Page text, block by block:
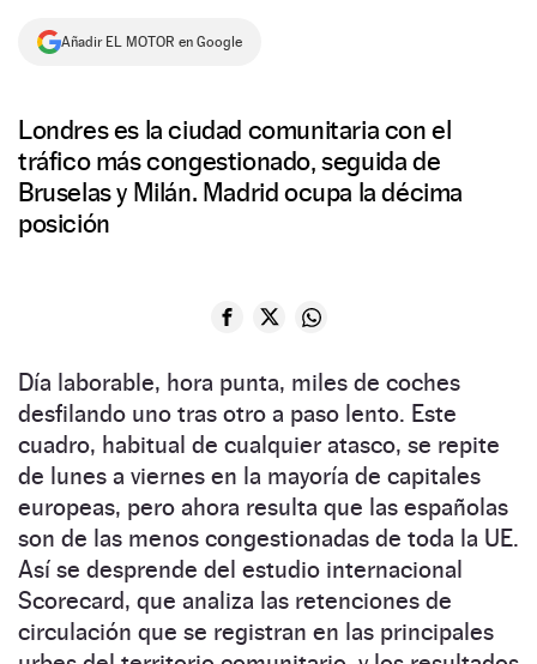
NEWSLETTER
Añadir EL MOTOR en Google
Londres es la ciudad comunitaria con el
tráfico más congestionado, seguida de
Bruselas y Milán. Madrid ocupa la décima
posición
Día laborable, hora punta, miles de coches
desfilando uno tras otro a paso lento. Este
cuadro, habitual de cualquier atasco, se repite
de lunes a viernes en la mayoría de capitales
europeas, pero ahora resulta que las españolas
son de las menos congestionadas de toda la UE.
Así se desprende del estudio internacional
Scorecard, que analiza las retenciones de
circulación que se registran en las principales